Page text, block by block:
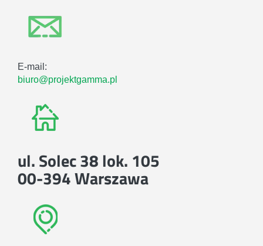
E-mail:
biuro@projektgamma.pl
ul. Solec 38 lok. 105
00-394 Warszawa